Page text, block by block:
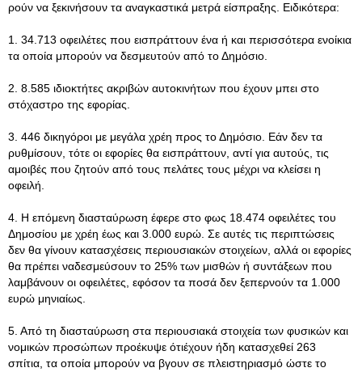
ρούν να ξεκινήσουν τα αναγκαστικά μετρά είσπραξης. Ειδικότερα:
1. 34.713 οφειλέτες που εισπράττουν ένα ή και περισσότερα ενοίκια
τα οποία μπορούν να δεσμευτούν από το Δημόσιο.
2. 8.585 ιδιοκτήτες ακριβών αυτοκινήτων που έχουν μπει στο
στόχαστρο της εφορίας.
3. 446 δικηγόροι με μεγάλα χρέη προς το Δημόσιο. Εάν δεν τα
ρυθμίσουν, τότε οι εφορίες θα εισπράττουν, αντί για αυτούς, τις
αμοι­βές που ζητούν από τους πελάτες τους μέχρι να κλείσει η
οφειλή.
4. Η επόμενη διασταύρωση έφερε στο φως 18.474 οφειλέτες του
Δημοσί­ου με χρέη έως και 3.000 ευρώ. Σε αυτές τις περιπτώσεις
δεν θα γίνουν κατα­σχέσεις περιουσιακών στοιχείων, αλλά οι εφορίες
θα πρέπει ναδεσμεύσουν το 25% των μισθών ή συντάξεων που
λαμβάνουν οι οφειλέτες, εφόσον τα ποσά δεν ξεπερνούν τα 1.000
ευρώ μηνιαίως.
5. Από τη διασταύρωση στα περιουσιακά στοιχεία των φυσικών και
νομικών προσώπων προέκυψε ότιέχουν ήδη κατασχεθεί 263
σπίτια, τα οποία μπορούν να βγουν σε πλειστηριασμό ώστε το